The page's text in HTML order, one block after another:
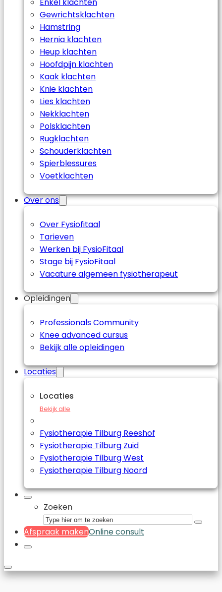
Gewrichtsklachten
Hamstring
Hernia klachten
Heup klachten
Hoofdpijn klachten
Kaak klachten
Knie klachten
Lies klachten
Nekklachten
Polsklachten
Rugklachten
Schouderklachten
Spierblessures
Voetklachten
Over ons
Over Fysiofitaal
Tarieven
Werken bij FysioFitaal
Stage bij FysioFitaal
Vacature algemeen fysiotherapeut
Opleidingen
Professionals Community
Knee advanced cursus
Bekijk alle opleidingen
Locaties
Locaties
Bekijk alle
Fysiotherapie Tilburg Reeshof
Fysiotherapie Tilburg Zuid
Fysiotherapie Tilburg West
Fysiotherapie Tilburg Noord
Zoeken
Afspraak makenOnline consult